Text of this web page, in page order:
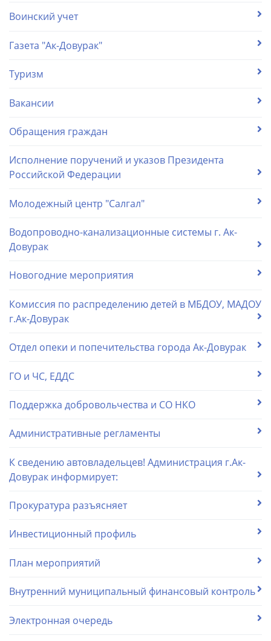
Воинский учет
Газета "Ак-Довурак"
Туризм
Вакансии
Обращения граждан
Исполнение поручений и указов Президента
Российской Федерации
Молодежный центр "Салгал"
Водопроводно-канализационные системы г. Ак-
Довурак
Новогодние мероприятия
Комиссия по распределению детей в МБДОУ, МАДОУ
г.Ак-Довурак
Отдел опеки и попечительства города Ак-Довурак
ГО и ЧС, ЕДДС
Поддержка добровольчества и СО НКО
Административные регламенты
К сведению автовладельцев! Администрация г.Ак-
Довурак информирует:
Прокуратура разъясняет
Инвестиционный профиль
План мероприятий
Внутренний муниципальный финансовый контроль
Электронная очередь